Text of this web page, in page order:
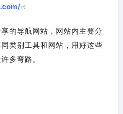
的导航网站，网站内主要分
类别工具和网站，用好这些
多弯路。